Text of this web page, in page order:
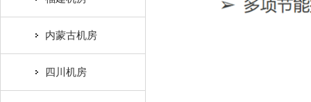
内蒙古机房
四川机房